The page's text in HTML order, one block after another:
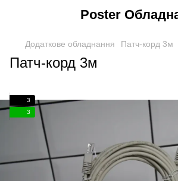
Poster
Додаткове обладнання Патч-корд 3м
Патч-корд 3м
3
3